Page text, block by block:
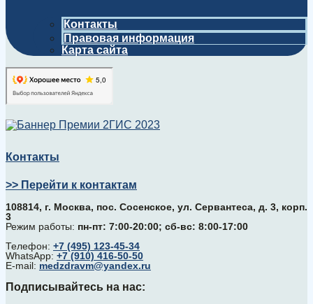
Контакты
Правовая информация
Карта сайта
Контакты
>> Перейти к контактам
108814, г. Москва, поc. Сосенское, ул. Сервантеса, д. 3, корп.
3
Режим работы: пн-пт: 7:00-20:00; сб-вс: 8:00-17:00
Телефон: +7 (495) 123-45-34
WhatsApp: +7 (910) 416-50-50
E-mail: medzdravm@yandex.ru
Подписывайтесь на нас: